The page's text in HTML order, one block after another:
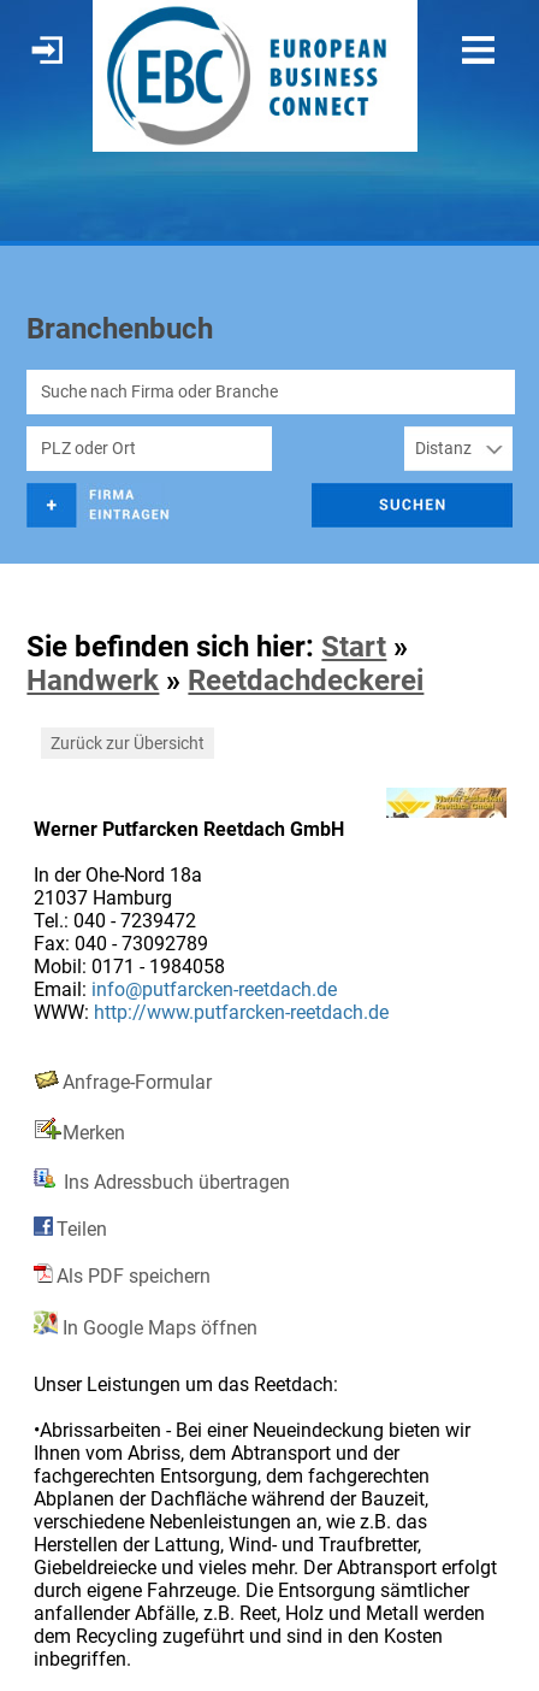
Branchenbuch
Sie befinden sich hier: Start »
Handwerk » Reetdachdeckerei
Zurück zur Übersicht
Werner Putfarcken Reetdach GmbH
In der Ohe-Nord 18a
21037 Hamburg
Tel.: 040 - 7239472
Fax: 040 - 73092789
Mobil: 0171 - 1984058
Email: info@putfarcken-reetdach.de
WWW: http://www.putfarcken-reetdach.de
Anfrage-Formular
Merken
Ins Adressbuch übertragen
Teilen
Als PDF speichern
In Google Maps öffnen
Unser Leistungen um das Reetdach:
•Abrissarbeiten - Bei einer Neueindeckung bieten wir
Ihnen vom Abriss, dem Abtransport und der
fachgerechten Entsorgung, dem fachgerechten
Abplanen der Dachfläche während der Bauzeit,
verschiedene Nebenleistungen an, wie z.B. das
Herstellen der Lattung, Wind- und Traufbretter,
Giebeldreiecke und vieles mehr. Der Abtransport erfolgt
durch eigene Fahrzeuge. Die Entsorgung sämtlicher
anfallender Abfälle, z.B. Reet, Holz und Metall werden
dem Recycling zugeführt und sind in den Kosten
inbegriffen.